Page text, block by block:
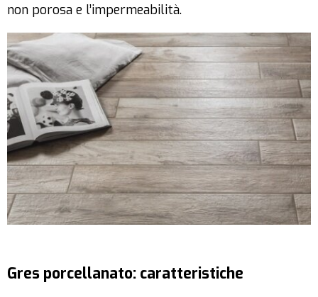
non porosa e l’impermeabilità.
Gres porcellanato: caratteristiche